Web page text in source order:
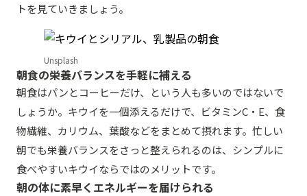
トを見ていきましょう。
Unsplash
朝食の栄養バランスを手軽に補える
朝食はパンとコーヒーだけ、という人も多いのではないで
しょうか。キウイを一個添えるだけで、ビタミンC・E、食
物繊維、カリウム、葉酸などをまとめて摂れます。忙しい
朝でも栄養バランスをさっと整えられるのは、シンプルに
食べやすいキウイならではのメリットです。
朝の体に素早くエネルギーを届けられる